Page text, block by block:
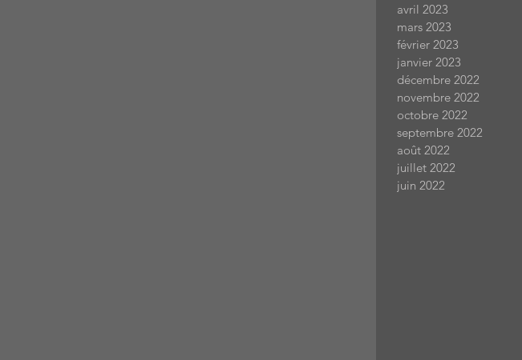
avril 2023
mars 2023
février 2023
janvier 2023
décembre 2022
novembre 2022
octobre 2022
septembre 2022
août 2022
juillet 2022
juin 2022